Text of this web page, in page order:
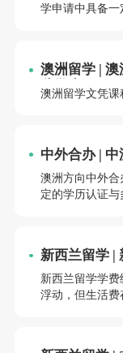
学申请中具备
澳洲留学 |
些学生？
澳洲留学文凭课
中外合办 |
澳洲方向中外
定的学历认证与
新西兰留学 |
南北岛开销
新西兰留学学
浮动，但生活费